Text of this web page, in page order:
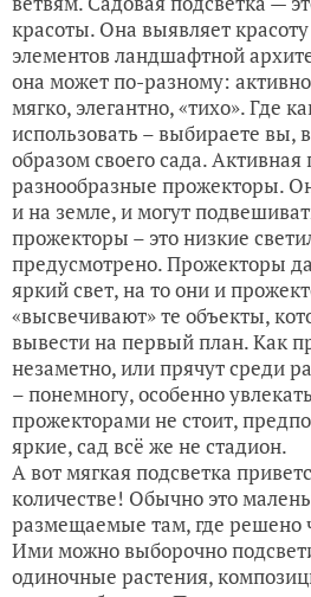
красоты. Она выявляет
элементов ландшафтной
она может по-разному:
мягко, элегантно, «тихо». Где
использовать – выбираете вы,
образом своего сада. Активная
разнообразные прожекторы.
и на земле, и могут
прожекторы – это низкие
предусмотрено. Прожекторы
яркий свет, на то они и
«высвечивают» те объекты,
вывести на первый план. Как
незаметно, или прячут среди
– понемногу, особенно
прожекторами не стоит,
яркие, сад всё же не стадион.
А вот мягкая подсветка
количестве! Обычно это
размещаемые там, где решено
Ими можно выборочно
одиночные растения,